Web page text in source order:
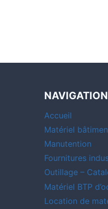
NAVIGATION
Accueil
Matériel
Manutention
Fournitures
Outillage –
Matériel BTP
Location de